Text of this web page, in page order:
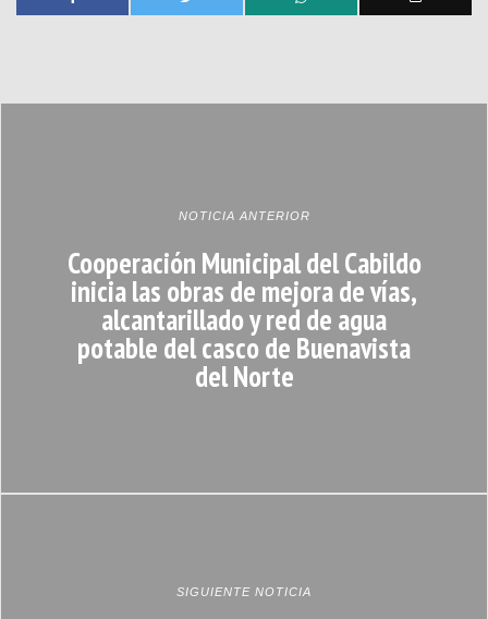
NOTICIA ANTERIOR
Cooperación Municipal del Cabildo
inicia las obras de mejora de vías,
alcantarillado y red de agua
potable del casco de Buenavista
del Norte
SIGUIENTE NOTICIA